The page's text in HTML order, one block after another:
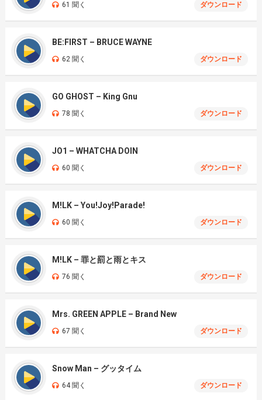
61 聞く ダウンロード
BE:FIRST – BRUCE WAYNE
62 聞く ダウンロード
GO GHOST – King Gnu
78 聞く ダウンロード
JO1 – WHATCHA DOIN
60 聞く ダウンロード
M!LK – You!Joy!Parade!
60 聞く ダウンロード
M!LK – 罪と罰と雨とキス
76 聞く ダウンロード
Mrs. GREEN APPLE – Brand New
67 聞く ダウンロード
Snow Man – グッタイム
64 聞く ダウンロード